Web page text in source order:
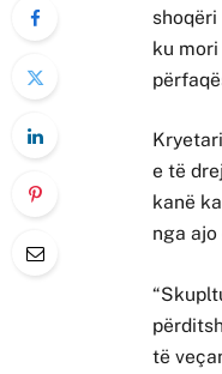
ku
e të
kanë
nga
të